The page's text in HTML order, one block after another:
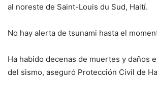
al noreste de Saint-Louis du Sud, Haití.
No hay alerta de tsunami hasta el
Ha habido decenas de muertes y daños
del sismo, aseguró Protección Civil de